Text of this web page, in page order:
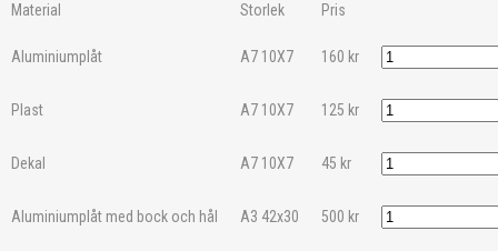
Material Storlek Pris
Aluminiumplåt A7 10X7 160 kr
Plast A7 10X7 125 kr
Dekal A7 10X7 45 kr
Aluminiumplåt med bock och hål A3 42x30 500 kr